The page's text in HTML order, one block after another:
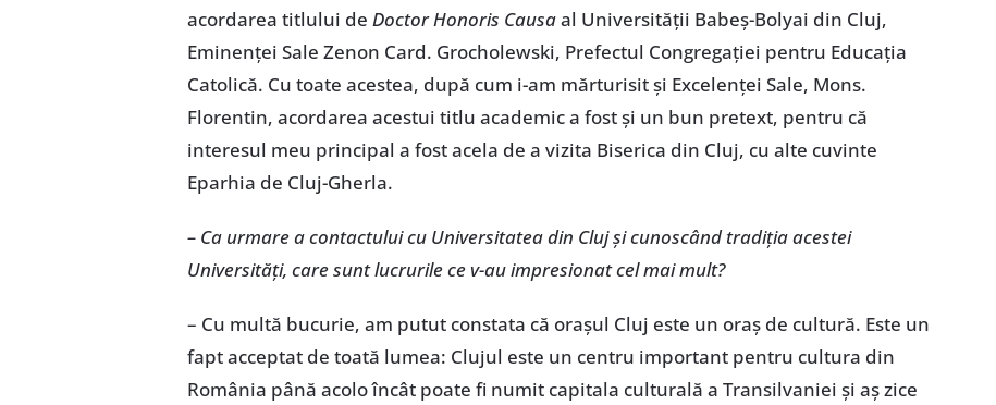
acordarea titlului de Doctor Honoris Causaal Universităţii Babeş-Bolyai din Cluj,
Eminenţei Sale Zenon Card. Grocholewski, Prefectul Congregaţiei pentru Educaţia
Catolică. Cu toate acestea, după cum i-am mărturisit şi Excelenţei Sale, Mons.
Florentin, acordarea acestui titlu academic a fost şi un bun pretext, pentru că
interesul meu principal a fost acela de a vizita Biserica din Cluj, cu alte cuvinte
Eparhia de Cluj-Gherla.
– Ca urmare a contactului cu Universitatea din Cluj şi cunoscând tradiţia acestei
Universităţi, care sunt lucrurile ce v-au impresionat cel mai mult?
– Cu multă bucurie, am putut constata că oraşul Cluj este un oraş de cultură. Este un
fapt acceptat de toată lumea: Clujul este un centru important pentru cultura din
România până acolo încât poate fi numit capitala culturală a Transilvaniei şi aş zice